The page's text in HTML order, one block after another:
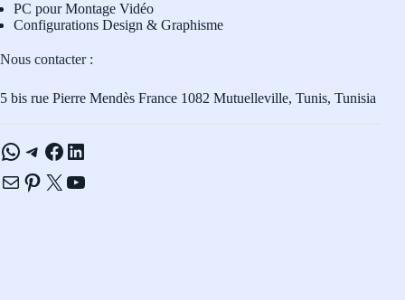
PC pour Montage Vidéo
Configurations Design & Graphisme
Nous contacter :
5 bis rue Pierre Mendès France 1082 Mutuelleville, Tunis, Tunisia
WhatsApp
Telegram
Facebook
LinkedIn
E-mailPinterest
X YouTube